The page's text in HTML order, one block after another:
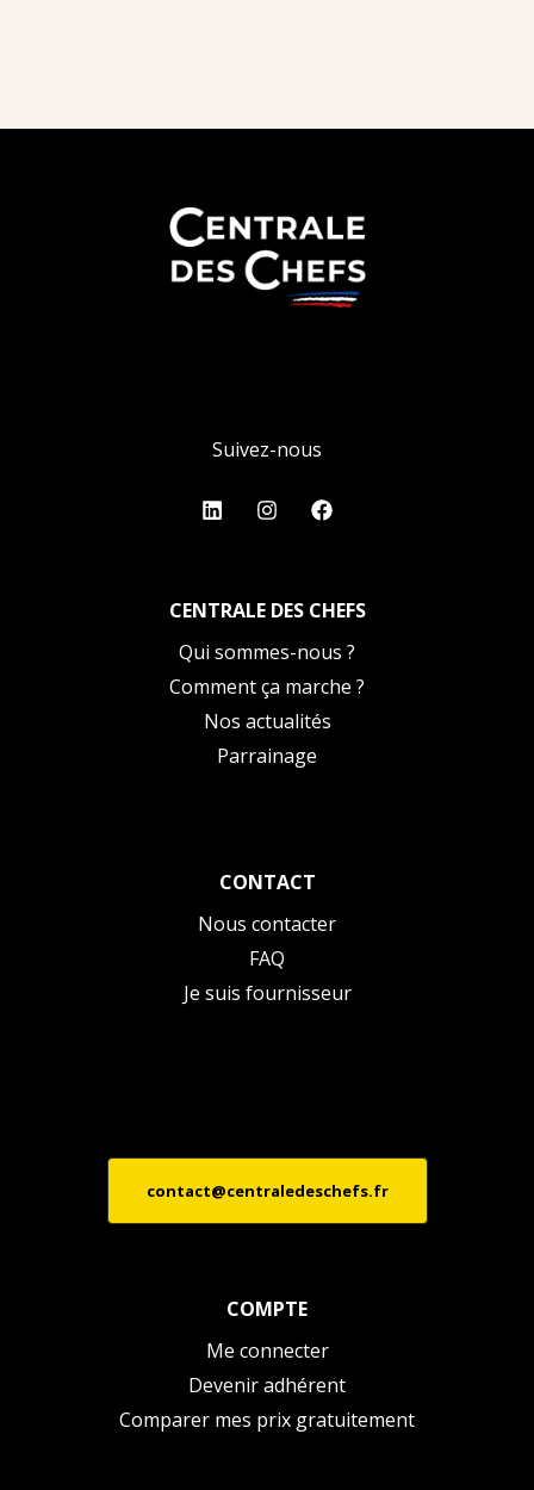
Suivez-nous
CENTRALE DES CHEFS
Qui sommes-nous ?
Comment ça marche ?
Nos actualités
Parrainage
CONTACT
Nous contacter
FAQ
Je suis fournisseur
contact@centraledeschefs.fr
COMPTE
Me connecter
Devenir adhérent
Comparer mes prix gratuitement